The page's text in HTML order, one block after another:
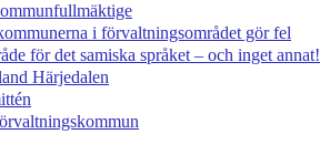
i förvaltningsområdet gör fel
för det samiska språket – och inget annat!
Härjedalen